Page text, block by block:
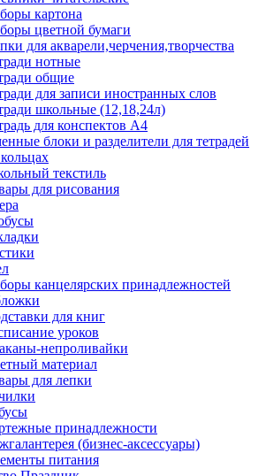
картона
цветной бумаги
для акварели,черчения,творчества
нотные
общие
для записи иностранных слов
школьные (12,18,24л)
для конспектов А4
блоки и разделители для тетрадей
текстиль
для рисования
канцелярских принадлежностей
для книг
уроков
непроливайки
материал
для лепки
принадлежности
(бизнес-аксессуары)
питания